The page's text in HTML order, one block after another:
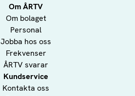
Om ÅRTV
Om bolaget
Personal
Jobba hos oss
Frekvenser
ÅRTV svarar
Kundservice
Kontakta oss